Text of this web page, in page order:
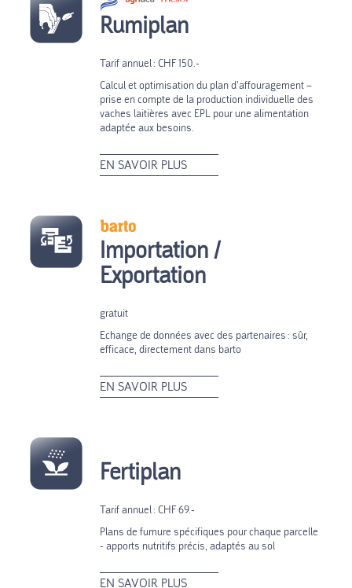
Rumiplan
Tarif annuel : CHF 150.-
Calcul et optimisation du plan d’affouragement –
prise en compte de la production individuelle des
vaches laitières avec EPL pour une alimentation
adaptée aux besoins.
EN SAVOIR PLUS
Importation /
Exportation
gratuit
Echange de données avec des partenaires : sûr,
efficace, directement dans barto
EN SAVOIR PLUS
Fertiplan
Tarif annuel : CHF 69.-
Plans de fumure spécifiques pour chaque parcelle
- apports nutritifs précis, adaptés au sol
EN SAVOIR PLUS